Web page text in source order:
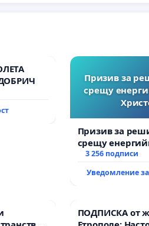
Призив за
срещу
Призив за
срещу
Христо Ковачки!
3 256 подписи
Уведомление
ПОДПИСКА от